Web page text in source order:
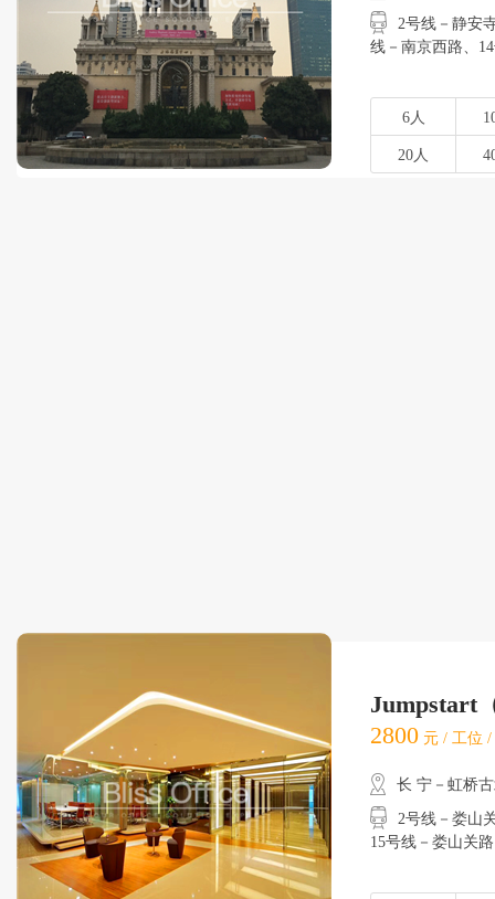
2号线－静安寺
线－南京西路
6人
20人
Jumpstart
2800 元 / 工位
长 宁－虹桥
2号线－娄山关
15号线－娄山关路